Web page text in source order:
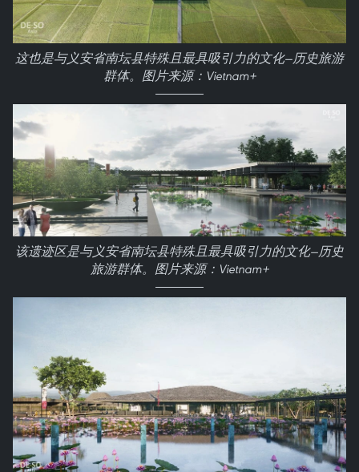
这也是与义安省南坛县特殊且最具吸引力的文化—历史旅游
群体。图片来源：Vietnam+
该遗迹区是与义安省南坛县特殊且最具吸引力的文化—历史
旅游群体。图片来源：Vietnam+